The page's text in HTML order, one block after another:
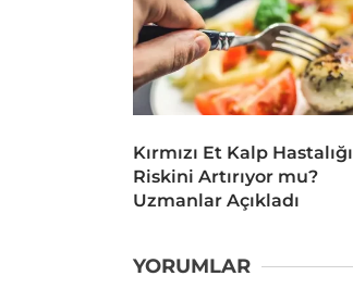
Kırmızı Et Kalp Hastalığı
Riskini Artırıyor mu?
Uzmanlar Açıkladı
YORUMLAR